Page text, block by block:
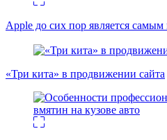
Apple до сих пор является
«Три кита» в продвижении сайта